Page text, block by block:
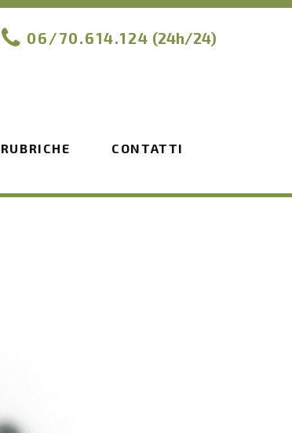
06/70.614.124 (24h/24)
RUBRICHE CONTATTI